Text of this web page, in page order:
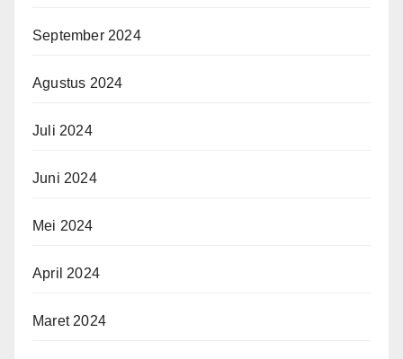
September 2024
Agustus 2024
Juli 2024
Juni 2024
Mei 2024
April 2024
Maret 2024